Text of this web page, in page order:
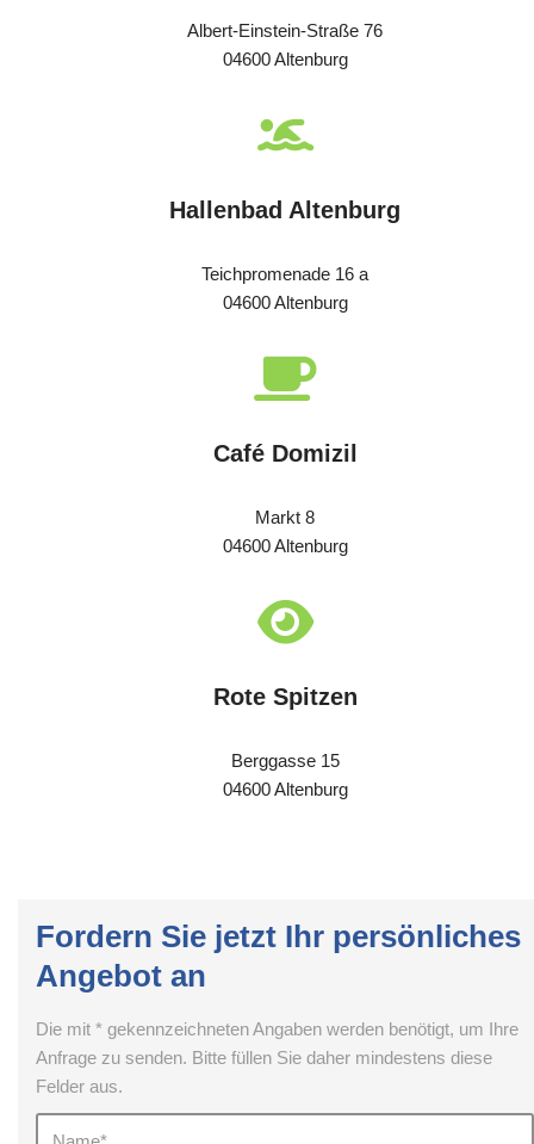
Albert-Einstein-Straße 76
04600 Altenburg
Hallenbad Altenburg
Teichpromenade 16 a
04600 Altenburg
Café Domizil
Markt 8
04600 Altenburg
Rote Spitzen
Berggasse 15
04600 Altenburg
Fordern Sie jetzt Ihr persönliches
Angebot an
Die mit * gekennzeichneten Angaben werden benötigt, um Ihre
Anfrage zu senden. Bitte füllen Sie daher mindestens diese
Felder aus.